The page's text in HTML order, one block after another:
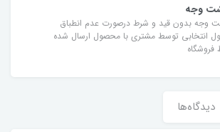
وجه
وجه بدون قید و شرط درصورت عدم انطباق
انتخابی توسط مشتری با محصول ارسال شده
دیدگاه‌ها